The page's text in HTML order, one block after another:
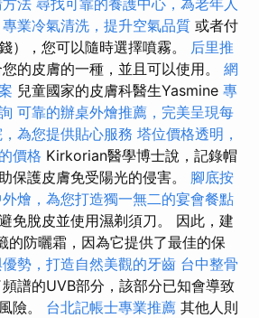
法 尋找可靠的養護中心，為老年人
專業冷氣清洗，提升空氣品質 或者付
），您可以隨時選擇噴霧。 后里推
的皮膚的一種，並且可以使用。 網
兒童國家的皮膚科醫生Yasmine 專
可靠的辦桌外燴推薦，完美呈現每
為您提供貼心服務 塔位價格透明，
價格 Kirkorian醫學博士說，記錄帽
保護皮膚免受陽光的侵害。 腳底按
外燴，為您打造獨一無二的宴會餐點
免脫皮並使用濕剃須刀。 因此，建
的防曬霜，因為它提供了最佳的保
勢，打造自然美觀的牙齒 台中整骨
譜的UVB部分，該部分已知會導致
險。 台北記帳士專業推薦 其他人則